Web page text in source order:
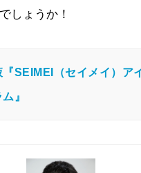
しょうか！
『SEIMEI（セイメイ）ア
』